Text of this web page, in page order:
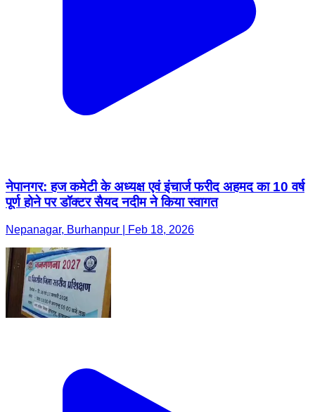
नेपानगर: हज कमेटी के अध्यक्ष एवं इंचार्ज फरीद अहमद का 10 वर्ष
पूर्ण होने पर डॉक्टर सैयद नदीम ने किया स्वागत
Nepanagar, Burhanpur | Feb 18, 2026